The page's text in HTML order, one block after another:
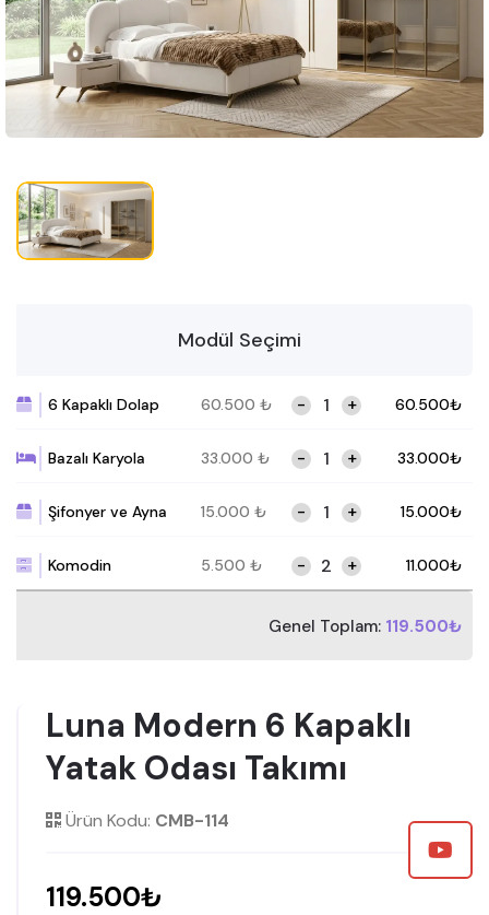
Modül Seçimi
6 Kapaklı Dolap 60.500 ₺ - + 60.500₺
Bazalı Karyola 33.000 ₺ - + 33.000₺
Şifonyer ve Ayna 15.000 ₺ - + 15.000₺
Komodin 5.500 ₺ - + 11.000₺
Genel Toplam: 119.500₺
Luna Modern 6 Kapaklı
Yatak Odası Takımı
Ürün Kodu: CMB-114
119.500₺